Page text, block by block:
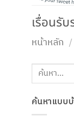
เรื่อนรั
หน้าหลัก /
ค้นหา:
ค้นหาแบบ